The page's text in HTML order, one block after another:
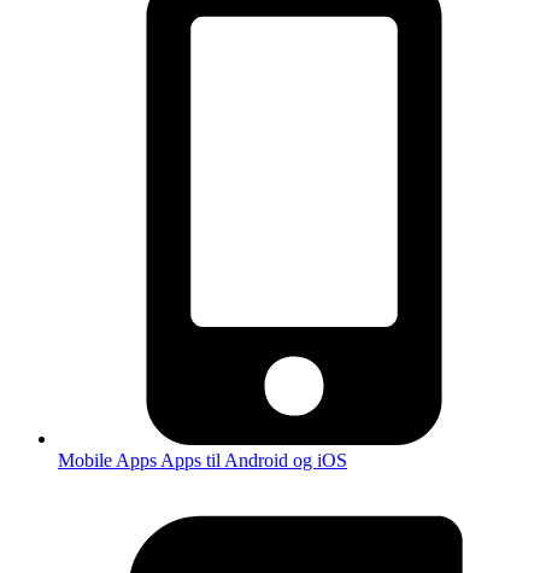
Mobile Apps Apps til Android og iOS